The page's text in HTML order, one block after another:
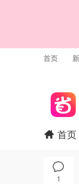
首页
1
首页